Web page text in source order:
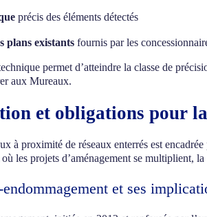
précis des éléments détectés
plans existants fournis par les
permet d’atteindre la classe de
aux Mureaux.
et obligations pour
à proximité de réseaux enterrés est
les projets d’aménagement se multiplient,
et ses